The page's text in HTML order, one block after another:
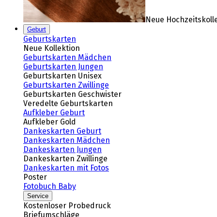
Neue
Geburt
Geburtskarten
Neue Kollektion
Geburtskarten Mädchen
Geburtskarten Jungen
Geburtskarten Unisex
Geburtskarten Zwillinge
Geburtskarten Geschwister
Veredelte Geburtskarten
Aufkleber Geburt
Aufkleber Gold
Dankeskarten Geburt
Dankeskarten Mädchen
Dankeskarten Jungen
Dankeskarten Zwillinge
Dankeskarten mit Fotos
Poster
Fotobuch Baby
Service
Kostenloser Probedruck
Briefumschläge